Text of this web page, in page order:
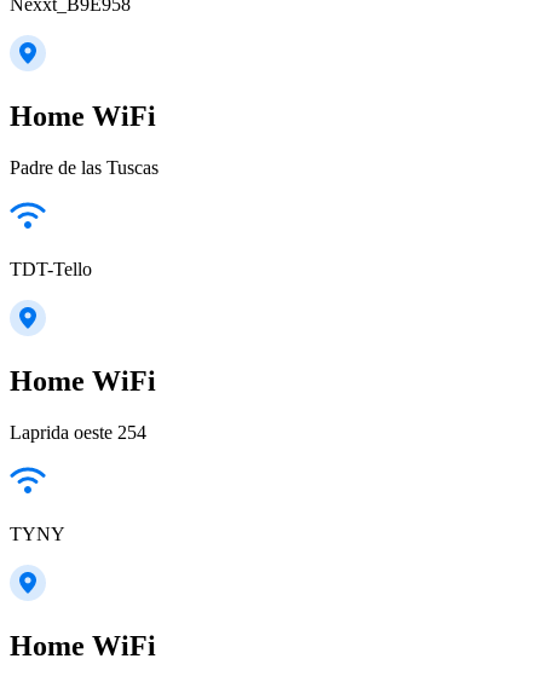
Nexxt_B9E958
Home WiFi
Padre de las Tuscas
TDT-Tello
Home WiFi
Laprida oeste 254
TYNY
Home WiFi